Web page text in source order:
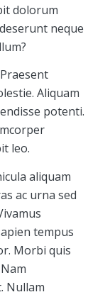
dolorum
neque
Aliquam
potenti.
leo.
aliquam
ac urna sed
tempus
Morbi quis
Nullam